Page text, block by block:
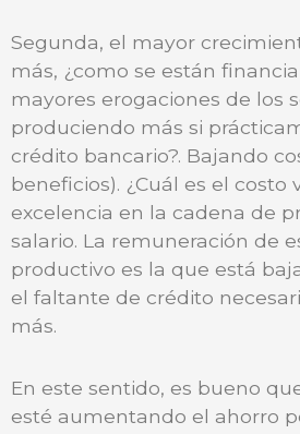
Segunda, el mayor
más, ¿como se están
mayores erogaciones de los
produciendo más si
crédito bancario?. Bajando
beneficios). ¿Cuál es el costo
excelencia en la cadena de
salario. La remuneración de
productivo es la que está
el faltante de crédito
más.
En este sentido, es bueno
esté aumentando el ahorro